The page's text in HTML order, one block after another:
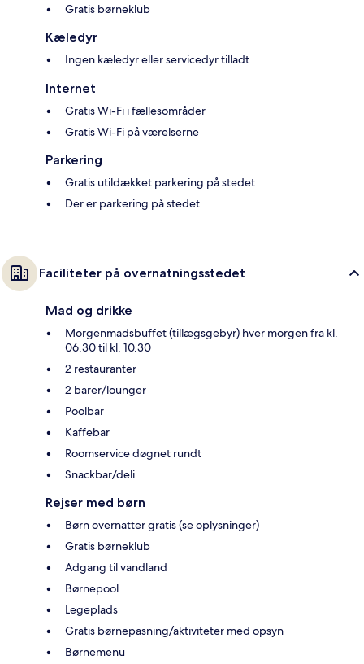
Gratis børneklub
Kæledyr
Ingen kæledyr eller servicedyr tilladt
Internet
Gratis Wi-Fi i fællesområder
Gratis Wi-Fi på værelserne
Parkering
Gratis utildækket parkering på stedet
Der er parkering på stedet
Faciliteter på overnatningsstedet
Mad og drikke
Morgenmadsbuffet (tillægsgebyr) hver morgen fra kl.
06.30 til kl. 10.30
2 restauranter
2 barer/lounger
Poolbar
Kaffebar
Roomservice døgnet rundt
Snackbar/deli
Rejser med børn
Børn overnatter gratis (se oplysninger)
Gratis børneklub
Adgang til vandland
Børnepool
Legeplads
Gratis børnepasning/aktiviteter med opsyn
Børnemenu